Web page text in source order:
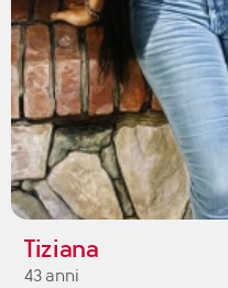
Tiziana
43 anni